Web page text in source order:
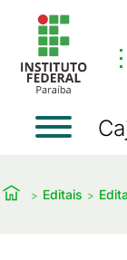
⋮
Editais